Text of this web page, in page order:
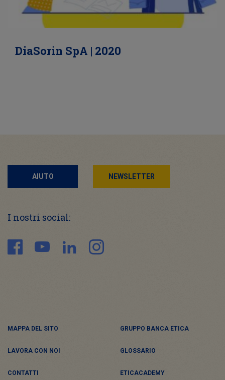
DiaSorin SpA | 2020
AIUTO NEWSLETTER
I nostri social:
MAPPA DEL SITO GRUPPO BANCA ETICA
LAVORA CON NOI GLOSSARIO
CONTATTI ETICACADEMY